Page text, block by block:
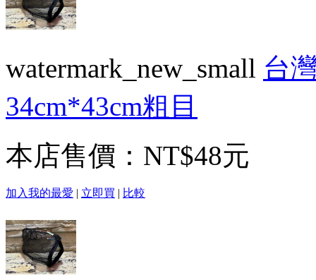
watermark_new_small 台
34cm*43cm粗目
本店售價： NT$48元
加入我的最愛 | 立即買 | 比較